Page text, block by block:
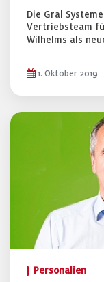
Die Gral
Vertriebsteam
Wilhelms als
1. Oktober 2019
Personalien